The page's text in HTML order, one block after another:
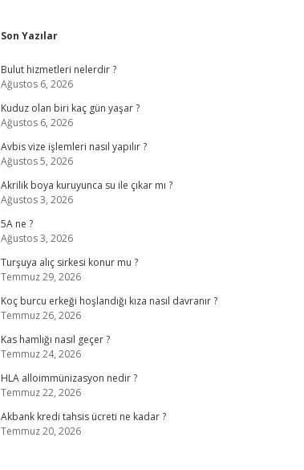
Sidebar
Son Yazılar
Bulut hizmetleri nelerdir ?
Ağustos 6, 2026
Kuduz olan biri kaç gün yaşar ?
Ağustos 6, 2026
Avbis vize işlemleri nasıl yapılır ?
Ağustos 5, 2026
Akrilik boya kuruyunca su ile çıkar mı ?
Ağustos 3, 2026
5A ne ?
Ağustos 3, 2026
Turşuya alıç sirkesi konur mu ?
Temmuz 29, 2026
Koç burcu erkeği hoşlandığı kıza nasıl davranır ?
Temmuz 26, 2026
Kas hamlığı nasıl geçer ?
Temmuz 24, 2026
HLA alloimmünizasyon nedir ?
Temmuz 22, 2026
Akbank kredi tahsis ücreti ne kadar ?
Temmuz 20, 2026